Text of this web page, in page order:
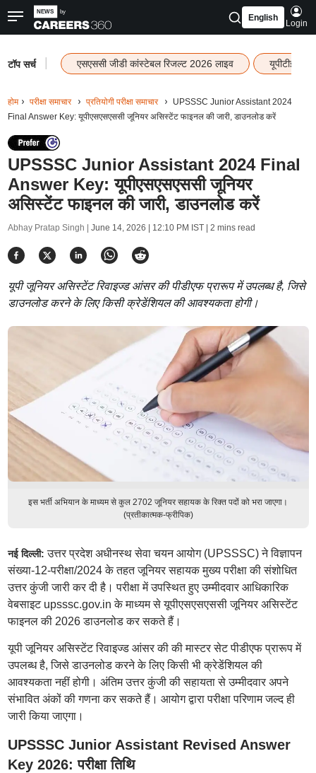
English
Login
टॉप सर्च एसएससी जीडी कांस्टेबल रिजल्ट 2026 लाइव यूपीटीईटी
होम परीक्षा समाचार प्रतियोगी परीक्षा समाचार
UPSSSC Junior Assistant 2024
Final Answer Key: यूपीएसएसएससी जूनियर असिस्टेंट फाइनल की जारी, डाउनलोड करें
UPSSSC Junior Assistant 2024 Final
Answer Key: यूपीएसएसएससी जूनियर
असिस्टेंट फाइनल की जारी, डाउनलोड करें
Abhay Pratap Singh | June 14, 2026 | 12:10 PM IST| 2 mins read
यूपी जूनियर असिस्टेंट रिवाइज्ड आंसर की पीडीएफ प्रारूप में उपलब्ध है, जिसे
डाउनलोड करने के लिए किसी क्रेडेंशियल की आवश्यकता होगी।
इस भर्ती अभियान के माध्यम से कुल 2702 जूनियर सहायक के रिक्त पदों को भरा जाएगा।
(प्रतीकात्मक-फ्रीपिक)
नई दिल्ली:उत्तर प्रदेश अधीनस्थ सेवा चयन आयोग (UPSSSC) ने विज्ञापन
संख्या-12-परीक्षा/2024 के तहत जूनियर सहायक मुख्य परीक्षा की संशोधित
उत्तर कुंजी जारी कर दी है। परीक्षा में उपस्थित हुए उम्मीदवार आधिकारिक
वेबसाइट upsssc.gov.in के माध्यम से यूपीएसएसएससी जूनियर असिस्टेंट
फाइनल की 2026 डाउनलोड कर सकते हैं।
यूपी जूनियर असिस्टेंट रिवाइज्ड आंसर की की मास्टर सेट पीडीएफ प्रारूप में
उपलब्ध है, जिसे डाउनलोड करने के लिए किसी भी क्रेडेंशियल की
आवश्यकता नहीं होगी। अंतिम उत्तर कुंजी की सहायता से उम्मीदवार अपने
संभावित अंकों की गणना कर सकते हैं। आयोग द्वारा परीक्षा परिणाम जल्द ही
जारी किया जाएगा।
UPSSSC Junior Assistant Revised Answer
Key 2026: परीक्षा तिथि